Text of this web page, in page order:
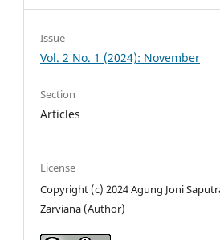
Issue
Vol. 2 No. 1 (2024): November
Section
Articles
License
Copyright (c) 2024 Agung Joni
Zarviana (Author)